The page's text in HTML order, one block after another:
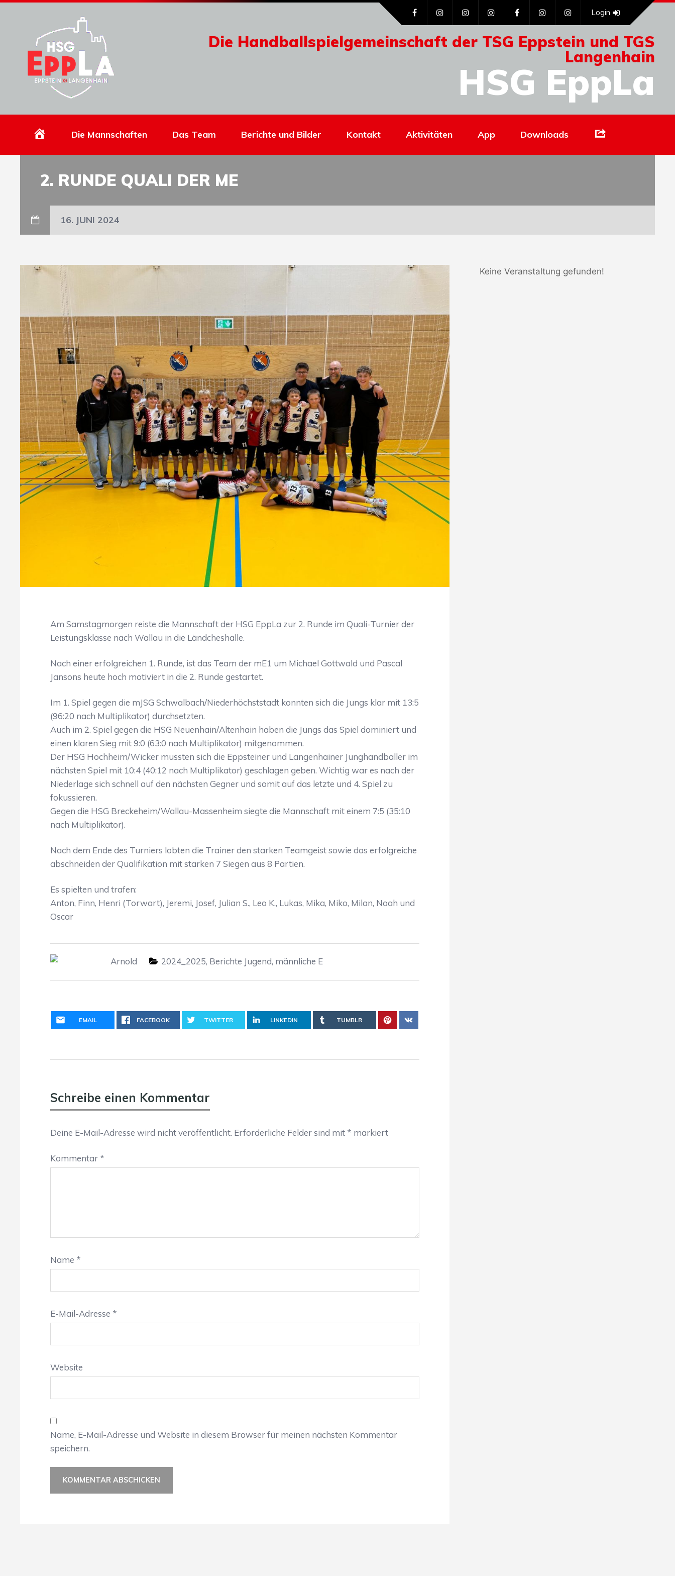
Die Handballspielgemeinschaft der TSG Eppstein und TGS
Langenhain
HSG EppLa
Login
HomepageDie Mannschaften Das Team Berichte und Bilder Kontakt Aktivitäten App Downloads
2. RUNDE QUALI DER ME
16. JUNI 2024
Am Samstagmorgen reiste die Mannschaft der HSG EppLa zur 2. Runde im Quali-Turnier der
Leistungsklasse nach Wallau in die Ländcheshalle.
Nach einer erfolgreichen 1. Runde, ist das Team der mE1 um Michael Gottwald und Pascal
Jansons heute hoch motiviert in die 2. Runde gestartet.
Im 1. Spiel gegen die mJSG Schwalbach/Niederhöchststadt konnten sich die Jungs klar mit 13:5
(96:20 nach Multiplikator) durchsetzten.
Auch im 2. Spiel gegen die HSG Neuenhain/Altenhain haben die Jungs das Spiel dominiert und
einen klaren Sieg mit 9:0 (63:0 nach Multiplikator) mitgenommen.
Der HSG Hochheim/Wicker mussten sich die Eppsteiner und Langenhainer Junghandballer im
nächsten Spiel mit 10:4 (40:12 nach Multiplikator) geschlagen geben. Wichtig war es nach der
Niederlage sich schnell auf den nächsten Gegner und somit auf das letzte und 4. Spiel zu
fokussieren.
Gegen die HSG Breckeheim/Wallau-Massenheim siegte die Mannschaft mit einem 7:5 (35:10
nach Multiplikator).
Nach dem Ende des Turniers lobten die Trainer den starken Teamgeist sowie das erfolgreiche
abschneiden der Qualifikation mit starken 7 Siegen aus 8 Partien.
Es spielten und trafen:
Anton, Finn, Henri (Torwart), Jeremi, Josef, Julian S., Leo K., Lukas, Mika, Miko, Milan, Noah und
Oscar
Arnold 2024_2025, Berichte Jugend, männliche E
EMAIL FACEBOOK TWITTER LINKEDIN TUMBLR
Schreibe einen Kommentar
Deine E-Mail-Adresse wird nicht veröffentlicht. Erforderliche Felder sind mit * markiert
Kommentar *
Name *
E-Mail-Adresse *
Website
Name, E-Mail-Adresse und Website in diesem Browser für meinen nächsten Kommentar
speichern.
Keine Veranstaltung gefunden!